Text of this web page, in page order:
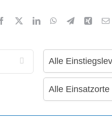
Alle
Einstiegslevel
Alle
Alle
Alle Einsatzorte